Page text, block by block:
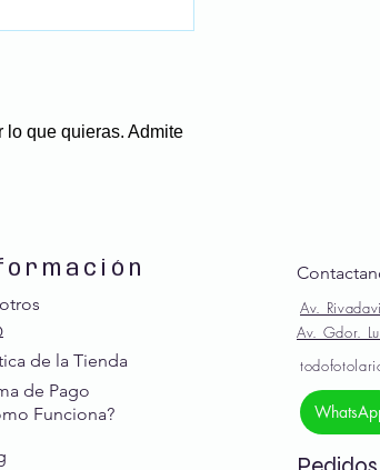
lo que quieras. Admite
de la Tienda
de Pago
Funciona?
Av.
Av. Gdor.